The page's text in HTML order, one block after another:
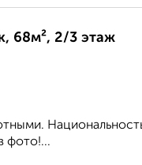
68м², 2/3 этаж
фото!...